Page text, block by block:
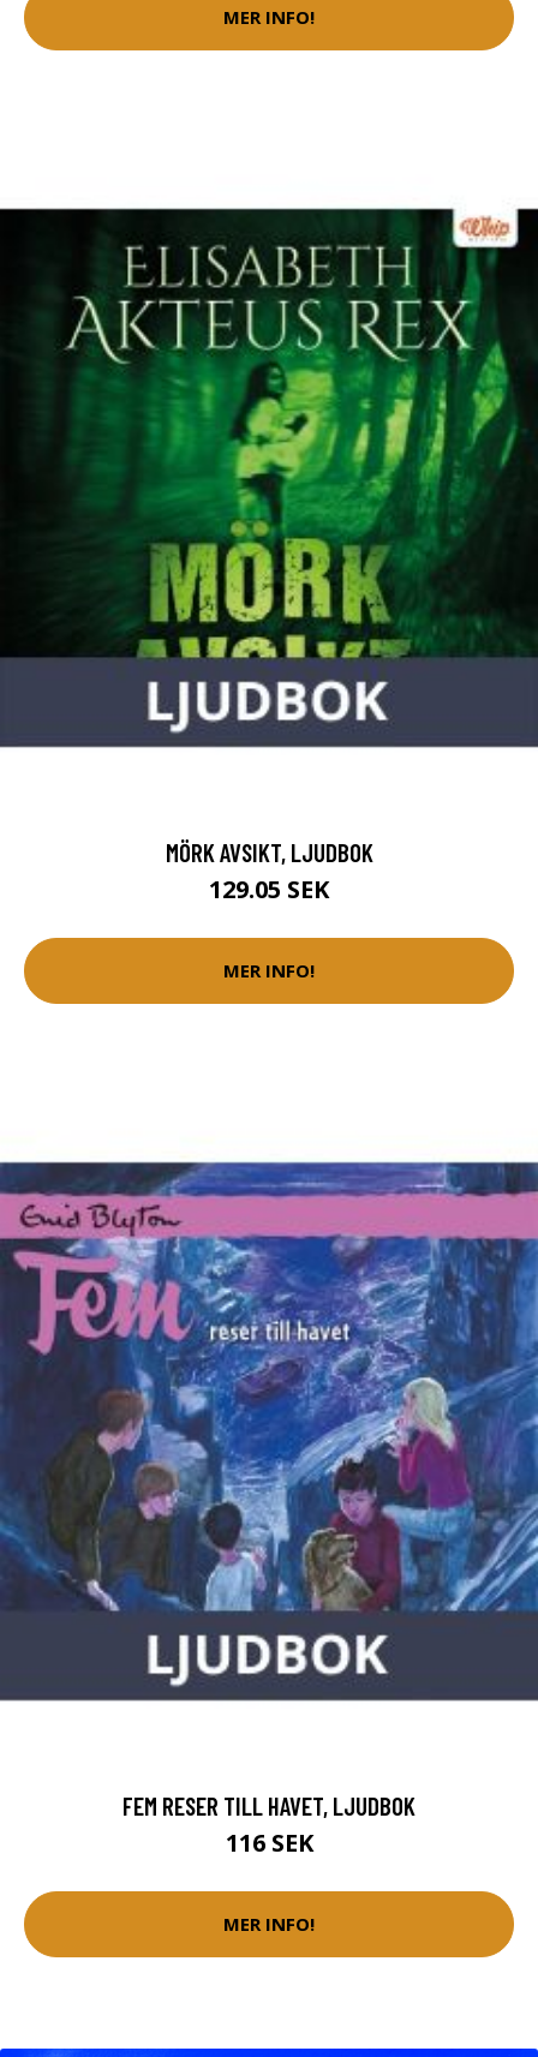
MER INFO!
MÖRK AVSIKT, LJUDBOK
129.05 SEK
MER INFO!
FEM RESER TILL HAVET, LJUDBOK
116 SEK
MER INFO!